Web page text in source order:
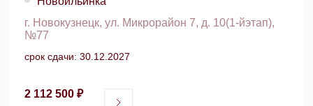
г. Новокузнецк, ул. Микрорайон 7, д. 10(1-йэтап),
№77
срок сдачи: 30.12.2027
2 112 500 ₽